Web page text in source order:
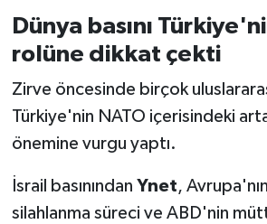
Dünya basını
rolüne dikkat çekti
Zirve öncesinde birçok
Türkiye'nin NATO içerisindeki
önemine vurgu yaptı.
İsrail basınından Ynet,
silahlanma süreci ve ABD'nin